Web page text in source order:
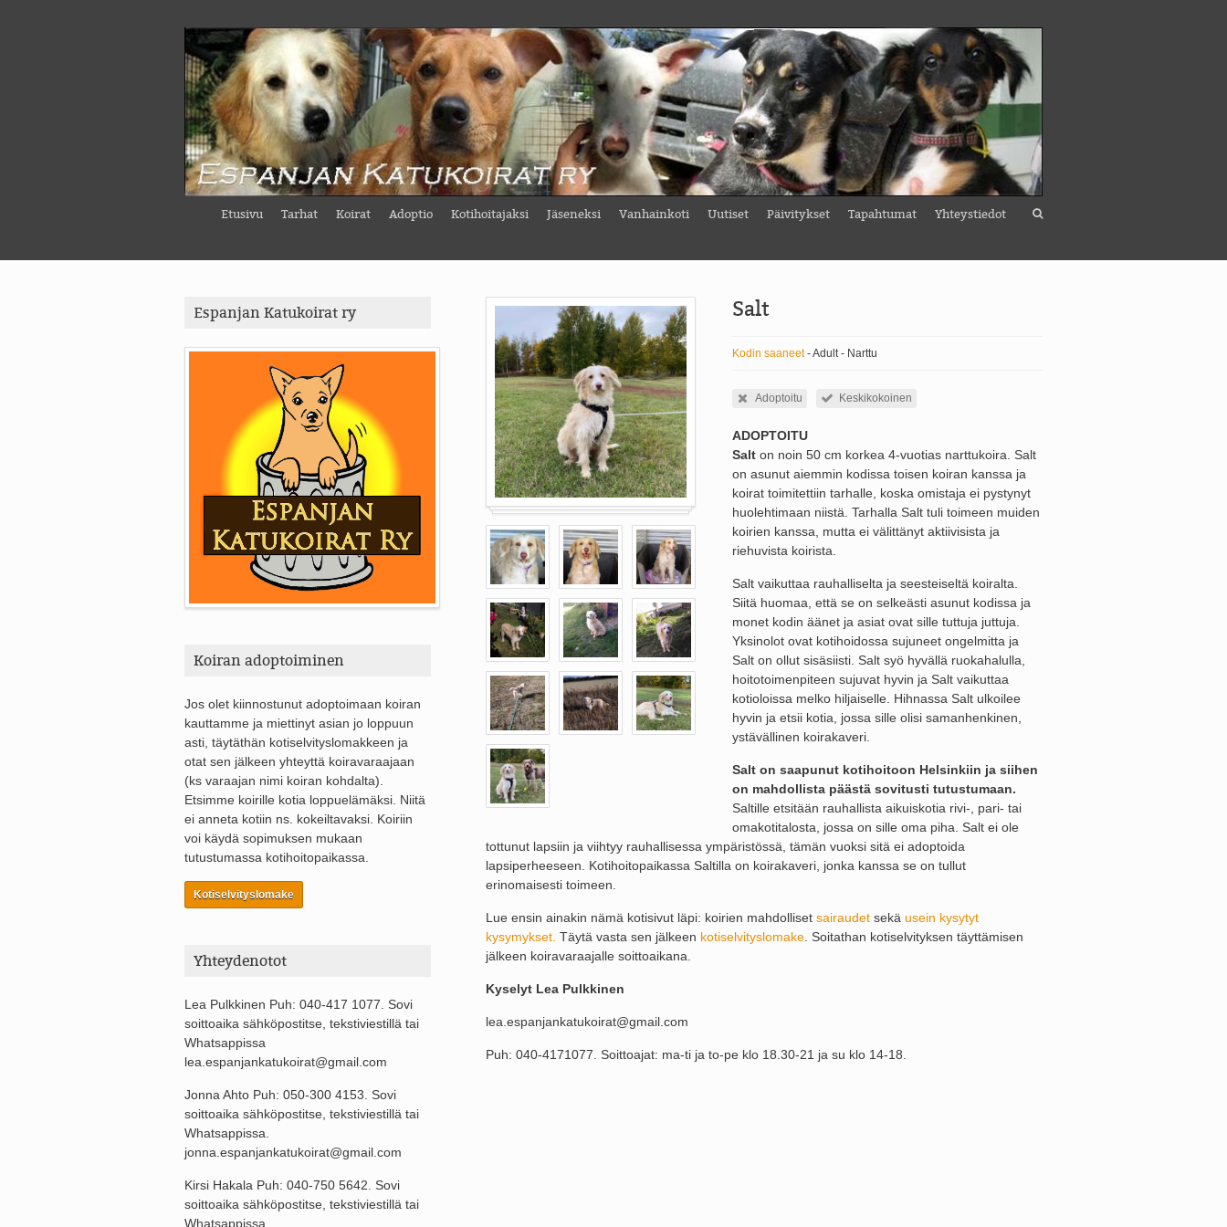
Etusivu Tarhat Koirat Adoptio Kotihoitajaksi Jäseneksi Vanhainkoti Uutiset Päivitykset Tapahtumat Yhteystiedot
Salt
Kodin saaneet- Adult - Narttu
Adoptoitu Keskikokoinen
ADOPTOITU
Salt on noin 50 cm korkea 4-vuotias narttukoira. Salt
on asunut aiemmin kodissa toisen koiran kanssa ja
koirat toimitettiin tarhalle, koska omistaja ei pystynyt
huolehtimaan niistä. Tarhalla Salt tuli toimeen muiden
koirien kanssa, mutta ei välittänyt aktiivisista ja
riehuvista koirista.
Salt vaikuttaa rauhalliselta ja seesteiseltä koiralta.
Siitä huomaa, että se on selkeästi asunut kodissa ja
monet kodin äänet ja asiat ovat sille tuttuja juttuja.
Yksinolot ovat kotihoidossa sujuneet ongelmitta ja
Salt on ollut sisäsiisti. Salt syö hyvällä ruokahalulla,
hoitotoimenpiteen sujuvat hyvin ja Salt vaikuttaa
kotioloissa melko hiljaiselle. Hihnassa Salt ulkoilee
hyvin ja etsii kotia, jossa sille olisi samanhenkinen,
ystävällinen koirakaveri.
Salt on saapunut kotihoitoon Helsinkiin ja siihen
on mahdollista päästä sovitusti tutustumaan.
Saltille etsitään rauhallista aikuiskotia rivi-, pari- tai
omakotitalosta, jossa on sille oma piha. Salt ei ole
tottunut lapsiin ja viihtyy rauhallisessa ympäristössä, tämän vuoksi sitä ei adoptoida
lapsiperheeseen. Kotihoitopaikassa Saltilla on koirakaveri, jonka kanssa se on tullut
erinomaisesti toimeen.
Lue ensin ainakin nämä kotisivut läpi: koirien mahdolliset sairaudet sekä usein kysytyt
kysymykset. Täytä vasta sen jälkeen kotiselvityslomake . Soitathan kotiselvityksen täyttämisen
jälkeen koiravaraajalle soittoaikana.
Kyselyt Lea Pulkkinen
lea.espanjankatukoirat@gmail.com
Puh: 040-4171077. Soittoajat: ma-ti ja to-pe klo 18.30-21 ja su klo 14-18.
Espanjan Katukoirat ry
Koiran adoptoiminen
Jos olet kiinnostunut adoptoimaan koiran
kauttamme ja miettinyt asian jo loppuun
asti, täytäthän kotiselvityslomakkeen ja
otat sen jälkeen yhteyttä koiravaraajaan
(ks varaajan nimi koiran kohdalta).
Etsimme koirille kotia loppuelämäksi. Niitä
ei anneta kotiin ns. kokeiltavaksi. Koiriin
voi käydä sopimuksen mukaan
tutustumassa kotihoitopaikassa.
Kotiselvityslomake
Yhteydenotot
Lea Pulkkinen Puh: 040-417 1077. Sovi
soittoaika sähköpostitse, tekstiviestillä tai
Whatsappissa
lea.espanjankatukoirat@gmail.com
Jonna Ahto Puh: 050-300 4153. Sovi
soittoaika sähköpostitse, tekstiviestillä tai
Whatsappissa.
jonna.espanjankatukoirat@gmail.com
Kirsi Hakala Puh: 040-750 5642. Sovi
soittoaika sähköpostitse, tekstiviestillä tai
Whatsappissa.